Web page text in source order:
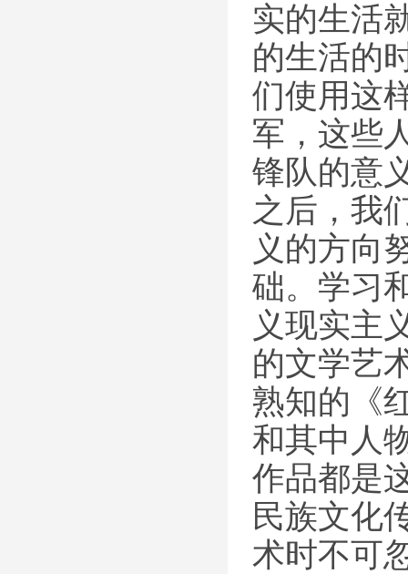
实的生活
的生活的
们使用这
军，这些
锋队的意
之后，我
义的方向
础。学习
义现实主
的文学艺
熟知的《
和其中人
作品都是
民族文化
术时不可